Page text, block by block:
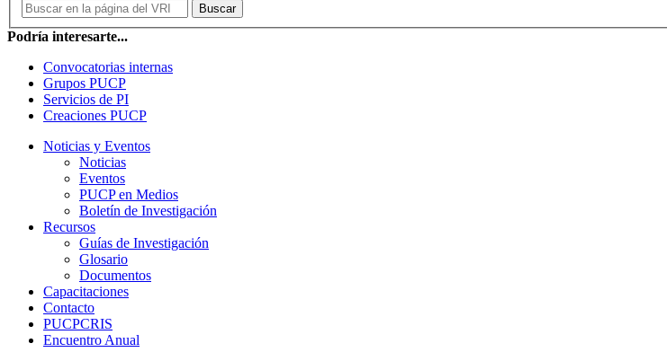
Buscar
Podría interesarte...
Convocatorias internas
Grupos PUCP
Servicios de PI
Creaciones PUCP
Noticias y Eventos
Noticias
Eventos
PUCP en Medios
Boletín de Investigación
Recursos
Guías de Investigación
Glosario
Documentos
Capacitaciones
Contacto
PUCPCRIS
Encuentro Anual